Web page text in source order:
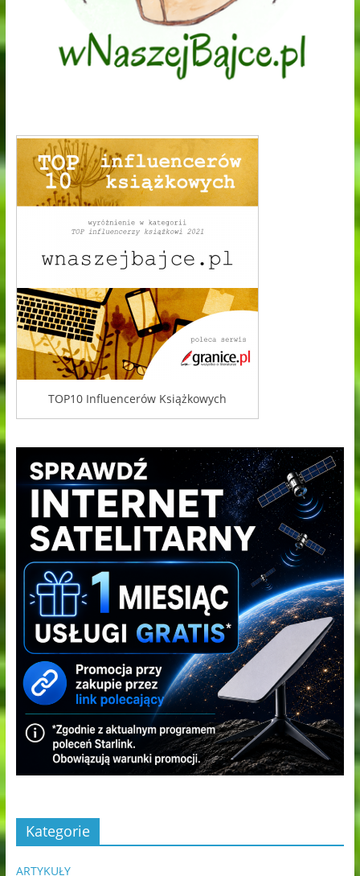
TOP10 Influencerów Książkowych
Kategorie
ARTYKUŁY